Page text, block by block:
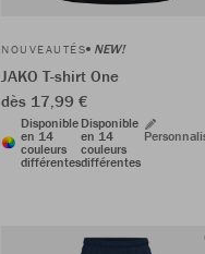
NOUVEAUTÉS NEW!
JAKO T-shirt One
dès 17,99 €
Disponible
en 14
couleurs
différentes
Disponible
en 14
couleurs
différentes